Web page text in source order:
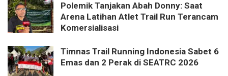
Polemik Tanjakan Abah Donny: Saat
Arena Latihan Atlet Trail Run Terancam
Komersialisasi
Timnas Trail Running Indonesia Sabet 6
Emas dan 2 Perak di SEATRC 2026